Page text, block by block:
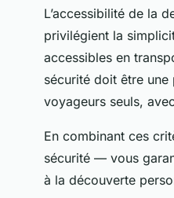
L’accessibilité de la
privilégient la
accessibles en
sécurité doit être
voyageurs seuls,
En combinant ces
sécurité — vous
à la découverte